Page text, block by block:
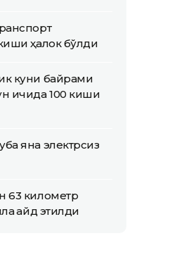
ҳалок бўлди
куни байрами
ичида 100 киши
яна электрсиз
63 километр
қайд этилди